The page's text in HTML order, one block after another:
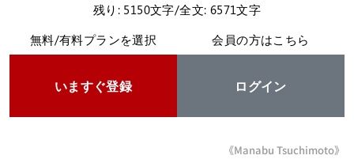
残り: 5150文字/全文: 6571文字
無料/有料プランを選択
いますぐ登録
会員の方はこちら
ログイン
《Manabu Tsuchimoto》